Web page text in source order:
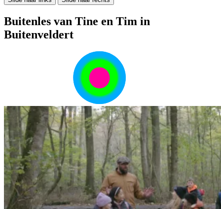
Buitenles van Tine en Tim in
Buitenveldert